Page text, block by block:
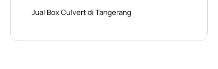
Jual Box Culvert di Tangerang